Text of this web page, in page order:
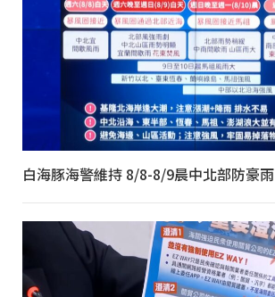
白海豚海警維持 8/8-8/9晨中北部防豪雨